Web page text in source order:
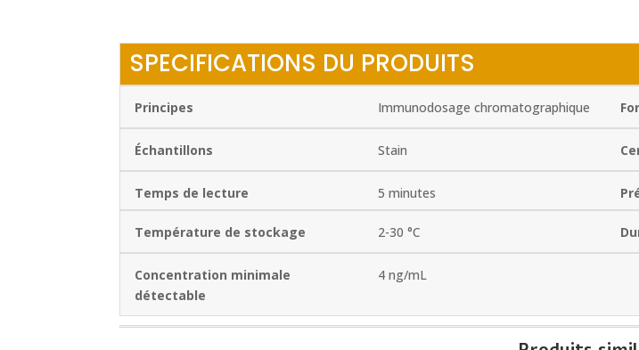
SPECIFICATIONS DU PRODUITS
Principes Immunodosage chromatographique
Échantillons Stain
Temps de lecture 5 minutes
Température de stockage 2-30 °C
Concentration minimale
détectable
4 ng/mL